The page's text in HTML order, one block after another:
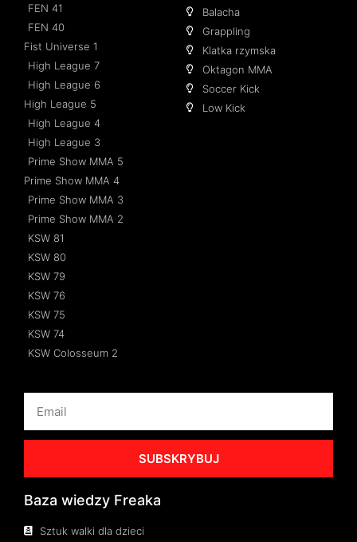
FEN 41
FEN 40
Fist Universe 1
High League 7
High League 6
High League 5
High League 4
High League 3
Prime Show MMA 5
Prime Show MMA 4
Prime Show MMA 3
Prime Show MMA 2
KSW 81
KSW 80
KSW 79
KSW 76
KSW 75
KSW 74
KSW Colosseum 2
Balacha
Grappling
Klatka rzymska
Oktagon MMA
Soccer Kick
Low Kick
SUBSKRYBUJ
Baza wiedzy Freaka
Sztuk walki dla dzieci